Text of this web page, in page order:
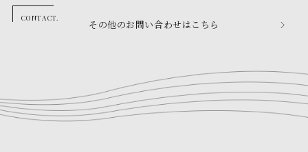
その他のお問い合わせはこちら